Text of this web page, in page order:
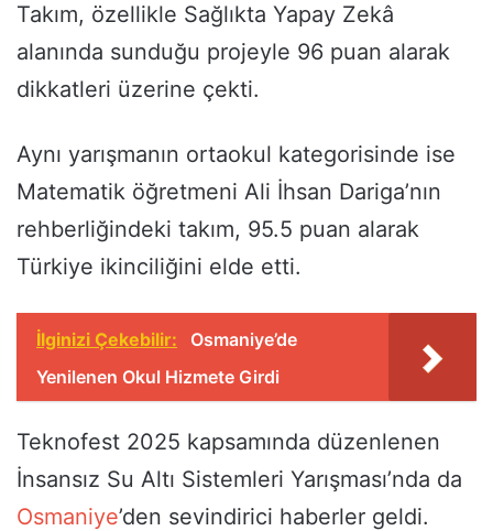
Takım, özellikle Sağlıkta Yapay Zekâ
alanında sunduğu projeyle 96 puan alarak
dikkatleri üzerine çekti.
Aynı yarışmanın ortaokul kategorisinde ise
Matematik öğretmeni Ali İhsan Dariga’nın
rehberliğindeki takım, 95.5 puan alarak
Türkiye ikinciliğini elde etti.
İlginizi Çekebilir:
Osmaniye’de
Yenilenen Okul Hizmete Girdi
Teknofest 2025 kapsamında düzenlenen
İnsansız Su Altı Sistemleri Yarışması’nda da
Osmaniye’den sevindirici haberler geldi.